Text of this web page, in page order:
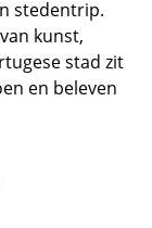
stedentrip.
kunst,
stad zit
en beleven